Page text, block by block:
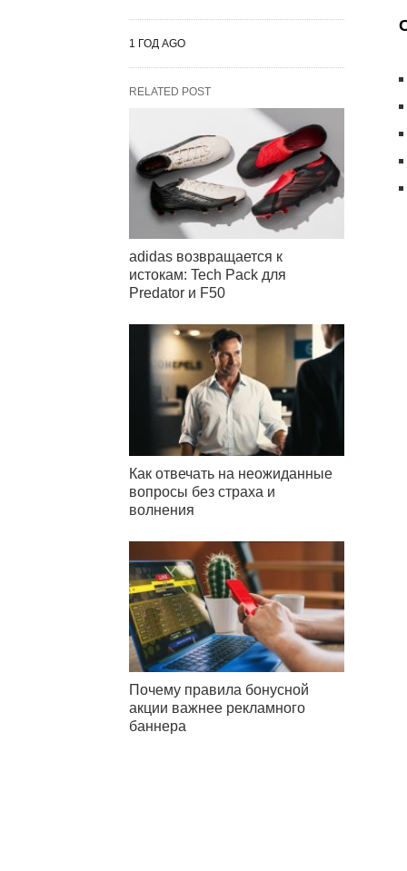
1 ГОД AGO
RELATED POST
adidas возвращается к
истокам: Tech Pack для
Predator и F50
Как отвечать на неожиданные
вопросы без страха и
волнения
Почему правила бонусной
акции важнее рекламного
баннера